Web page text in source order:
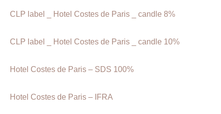
CLP label _ Hotel Costes de Paris _ candle 8%
CLP label _ Hotel Costes de Paris _ candle 10%
Hotel Costes de Paris – SDS 100%
Hotel Costes de Paris – IFRA